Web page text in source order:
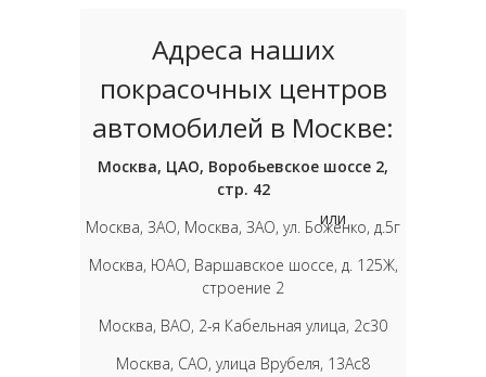
Адреса наших
покрасочных центров
автомобилей в Москве:
Москва, ЦАО, Воробьевское шоссе 2,
стр. 42
Москва, ЗАО, Москва, ЗАО, ул. Боженко, д.5г
Москва, ЮАО, Варшавское шоссе, д. 125Ж,
строение 2
Москва, ВАО, 2-я Кабельная улица, 2с30
Москва, САО, улица Врубеля, 13Ас8
или